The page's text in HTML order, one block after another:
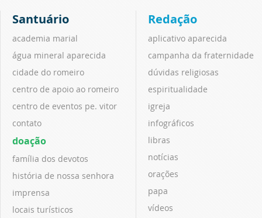
Santuário
academia marial
água mineral aparecida
cidade do romeiro
centro de apoio ao romeiro
centro de eventos pe. vitor
contato
doação
família dos devotos
história de nossa senhora
imprensa
locais turísticos
Redação
aplicativo aparecida
campanha da fraternidade
dúvidas religiosas
espiritualidade
igreja
infográficos
libras
notícias
orações
papa
vídeos